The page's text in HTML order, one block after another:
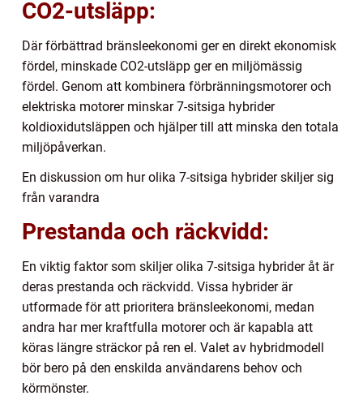
CO2-utsläpp:
Där förbättrad bränsleekonomi ger en direkt ekonomisk
fördel, minskade CO2-utsläpp ger en miljömässig
fördel. Genom att kombinera förbränningsmotorer och
elektriska motorer minskar 7-sitsiga hybrider
koldioxidutsläppen och hjälper till att minska den totala
miljöpåverkan.
En diskussion om hur olika 7-sitsiga hybrider skiljer sig
från varandra
Prestanda och räckvidd:
En viktig faktor som skiljer olika 7-sitsiga hybrider åt är
deras prestanda och räckvidd. Vissa hybrider är
utformade för att prioritera bränsleekonomi, medan
andra har mer kraftfulla motorer och är kapabla att
köras längre sträckor på ren el. Valet av hybridmodell
bör bero på den enskilda användarens behov och
körmönster.